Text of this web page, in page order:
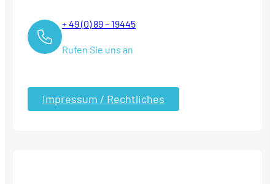
+ 49 (0) 89 – 19445
Rufen Sie uns an
Impressum / Rechtliches